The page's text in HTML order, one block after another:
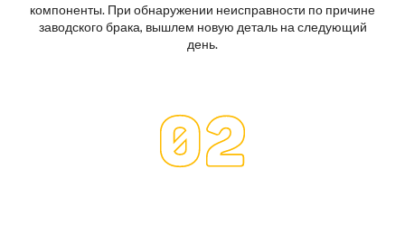
компоненты. При обнаружении неисправности по причине
заводского брака, вышлем новую деталь на следующий
день.